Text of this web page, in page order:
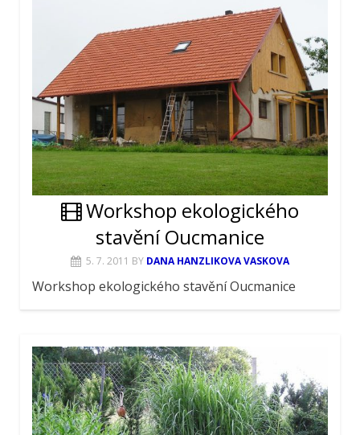
Workshop ekologického
stavění Oucmanice
5. 7. 2011 BY DANA HANZLIKOVA VASKOVA
Workshop ekologického stavění Oucmanice